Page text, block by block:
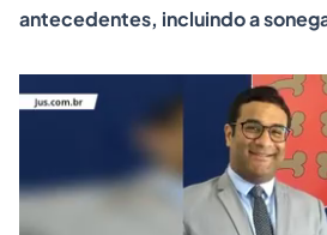
antecedentes, incluindo a